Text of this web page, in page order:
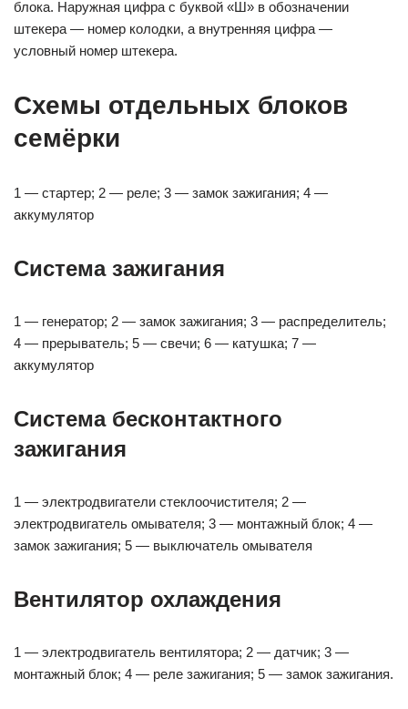
блока. Наружная цифра с буквой «Ш» в обозначении
штекера — номер колодки, а внутренняя цифра —
условный номер штекера.
Схемы отдельных блоков
семёрки
1 — стартер; 2 — реле; 3 — замок зажигания; 4 —
аккумулятор
Система зажигания
1 — генератор; 2 — замок зажигания; 3 — распределитель;
4 — прерыватель; 5 — свечи; 6 — катушка; 7 —
аккумулятор
Система бесконтактного
зажигания
1 — электродвигатели стеклоочистителя; 2 —
электродвигатель омывателя; 3 — монтажный блок; 4 —
замок зажигания; 5 — выключатель омывателя
Вентилятор охлаждения
1 — электродвигатель вентилятора; 2 — датчик; 3 —
монтажный блок; 4 — реле зажигания; 5 — замок зажигания.